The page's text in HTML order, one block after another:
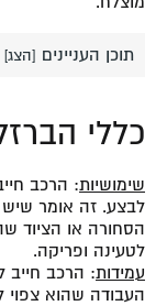
תוכן העניינים [הצג]
כללי
שימושיות: הרכב
לבצע. זה אומר שיש
הסחורה או הציוד
לטעינה ופריקה.
עמידות: הרכב חייב
העבודה שהוא צפוי